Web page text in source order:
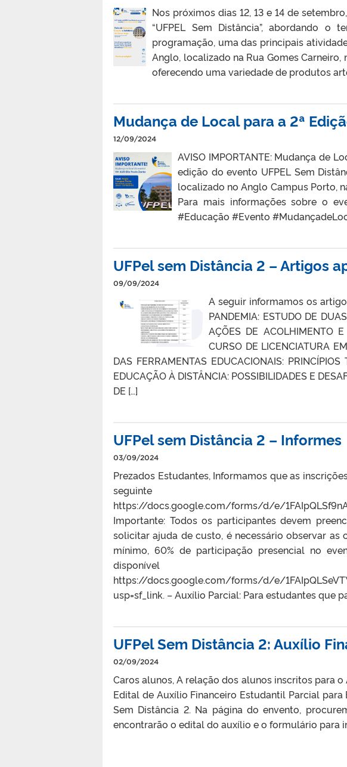
Nos próximos dias 12, 13 e 14 de
“UFPEL Sem Distância”, abordando o
programação, uma das principais
Anglo, localizado na Rua Gomes
oferecendo uma variedade de produtos
Mudança de Local para a 2ª
12/09/2024
AVISO IMPORTANTE: Mudança de
edição do evento UFPEL Sem
localizado no Anglo Campus Porto,
Para mais informações sobre o
#Educação #Evento
UFPel sem Distância 2 – Artigos
09/09/2024
A seguir informamos os
PANDEMIA: ESTUDO DE
AÇÕES DE ACOLHIMENTO
CURSO DE LICENCIATURA
DAS FERRAMENTAS EDUCACIONAIS:
EDUCAÇÃO À DISTÂNCIA: POSSIBILIDADES E
DE […]
UFPel sem Distância 2 – Informes
03/09/2024
Prezados Estudantes, Informamos que as
https://docs.google.com/forms/d/e/
Importante: Todos os participantes devem
solicitar ajuda de custo, é necessário observar as
mínimo, 60% de participação presencial no
https://docs.google.com/forms/d/e/
usp=sf_link. – Auxílio Parcial: Para estudantes que
UFPel Sem Distância 2: Auxílio
02/09/2024
Caros alunos, A relação dos alunos inscritos para
Edital de Auxílio Financeiro Estudantil Parcial
Sem Distância 2. Na página do envento,
encontrarão o edital do auxílio e o formulário para